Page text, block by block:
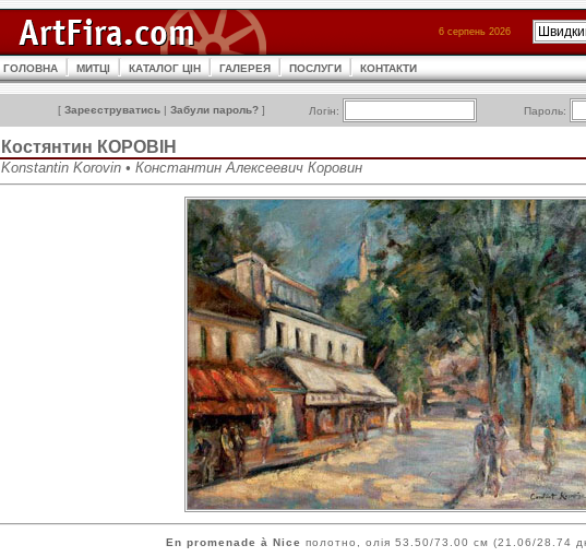
6 серпень 2026
ГОЛОВНА МИТЦІ КАТАЛОГ ЦІН ГАЛЕРЕЯ ПОСЛУГИ КОНТАКТИ
[ Зареєструватись | Забули пароль? ] Логін: Пароль:
Костянтин КОРОВІН
Konstantin Korovin • Константин Алексеевич Коровин
En promenade à Nice полотно, олія 53.50/73.00 см (21.06/28.74